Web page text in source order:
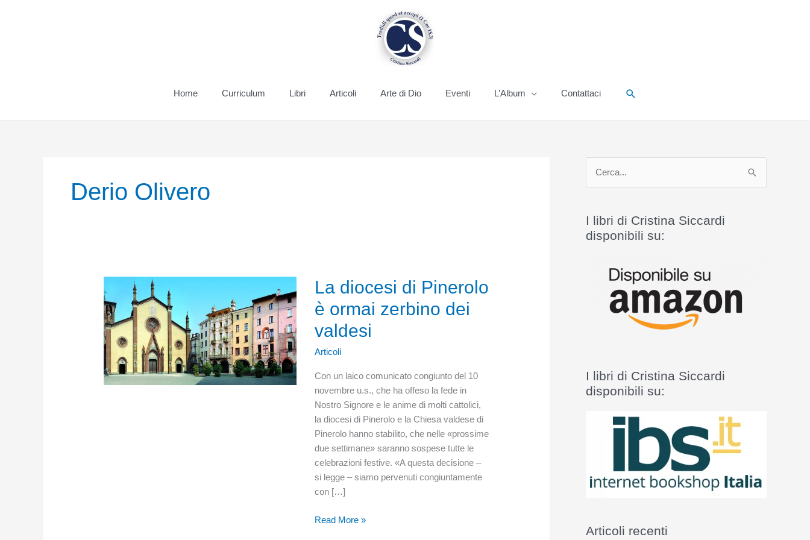
Home Curriculum Libri Articoli Arte di Dio Eventi L’Album Contattaci Cerca
Derio Olivero
La diocesi di Pinerolo
è ormai zerbino dei
valdesi
Articoli
Con un laico comunicato congiunto del 10
novembre u.s., che ha offeso la fede in
Nostro Signore e le anime di molti cattolici,
la diocesi di Pinerolo e la Chiesa valdese di
Pinerolo hanno stabilito, che nelle «prossime
due settimane» saranno sospese tutte le
celebrazioni festive. «A questa decisione –
si legge – siamo pervenuti congiuntamente
con […]
La
Read More »
c
a
I libri di Cristina Siccardi
disponibili su:
I libri di Cristina Siccardi
disponibili su:
Articoli recenti